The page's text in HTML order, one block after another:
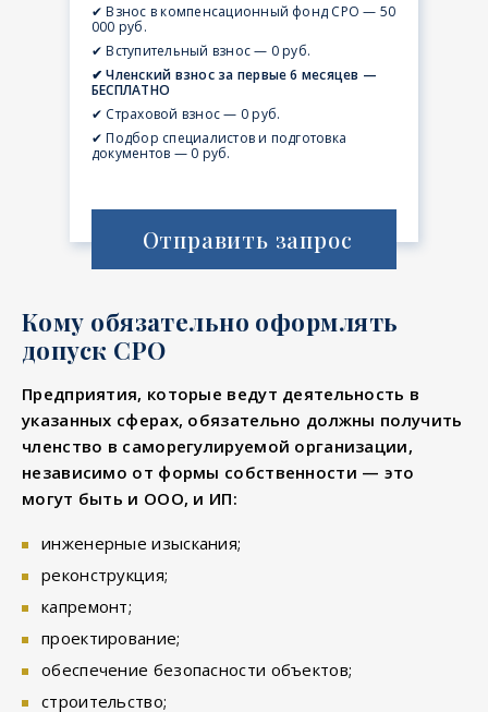
✔ Взнос в компенсационный фонд СРО — 50
000 руб.
✔ Вступительный взнос — 0 руб.
✔ Членский взнос за первые 6 месяцев —
БЕСПЛАТНО
✔ Страховой взнос — 0 руб.
✔ Подбор специалистов и подготовка
документов — 0 руб.
Отправить запрос
Кому обязательно оформлять
допуск СРО
Предприятия, которые ведут деятельность в
указанных сферах, обязательно должны получить
членство в саморегулируемой организации,
независимо от формы собственности — это
могут быть и ООО, и ИП:
инженерные изыскания;
реконструкция;
капремонт;
проектирование;
обеспечение безопасности объектов;
строительство;